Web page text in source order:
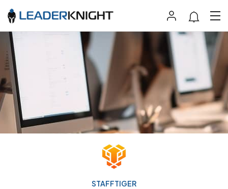
STAFFTIGER